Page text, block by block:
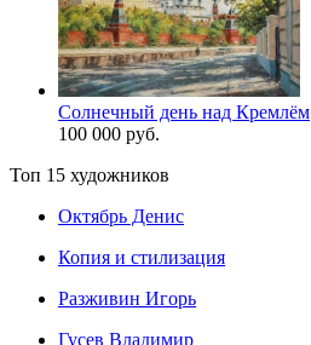
Солнечный день над Кремлём
100 000 руб.
Топ 15 художников
Октябрь Денис
Копия и стилизация
Разживин Игорь
Гусев Владимир